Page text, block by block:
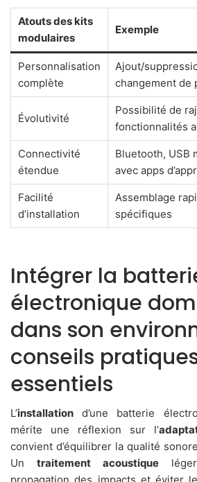
Atouts des kits
modulaires
Exemple
Personnalisation
complète
Ajout/
changement de
Évolutivité
Possibilité de
fonctionnalités
Connectivité
étendue
Bluetooth, USB
avec apps
Facilité
d’installation
Assemblage
spécifiques
Intégrer la
électronique
dans son
conseils
essentiels
L’installation d’une batterie
mérite une réflexion sur l’
convient d’équilibrer la qualité
Un traitement acoustiqueléger
propagation des impacts et éviter